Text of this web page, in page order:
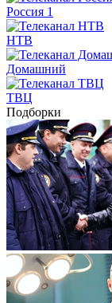
Россия 1
НТВ
Домашний
ТВЦ
Подборки